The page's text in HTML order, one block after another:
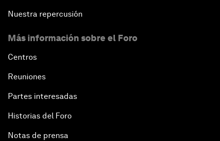
Nuestra repercusión
Más información sobre el Foro
Centros
Reuniones
Partes interesadas
Historias del Foro
Notas de prensa